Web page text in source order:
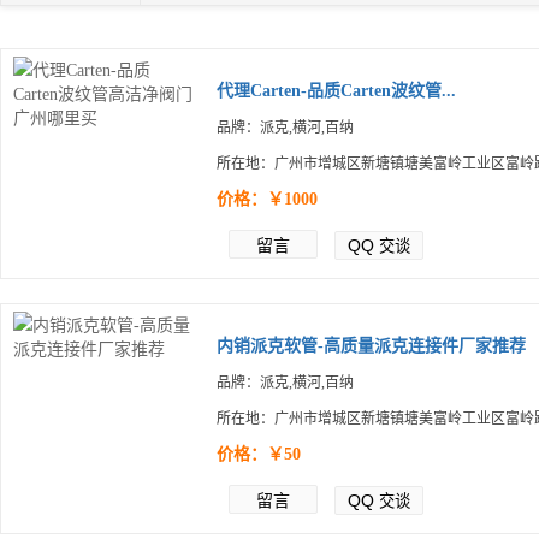
代理Carten-品质Carten波纹管...
品牌：派克,横河,百纳
所在地：广州市增城区新塘镇塘美富岭工业区富岭
价格：￥1000
留言 QQ 交谈
内销派克软管-高质量派克连接件厂家推荐
品牌：派克,横河,百纳
所在地：广州市增城区新塘镇塘美富岭工业区富岭
价格：￥50
留言 QQ 交谈